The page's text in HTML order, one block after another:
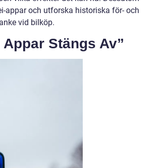
appar och utforska historiska för- och
vid bilköp.
Stängs Av”